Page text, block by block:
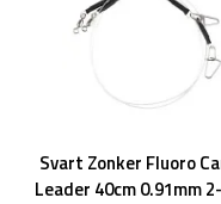
Svart Zonker Fluoro
Leader 40cm 0.91mm